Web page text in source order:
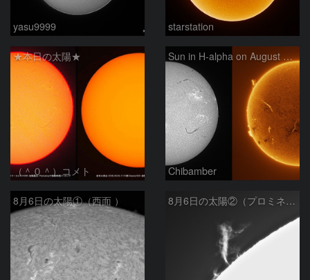
yasu9999 starstation
★本日の太陽★
（＾０＾）コメト
Sun in H-alpha on August 6, 2026
Chibamber
8月6日の太陽①（西面 ） 8月6日の太陽②（プロミネン北東縁 ）